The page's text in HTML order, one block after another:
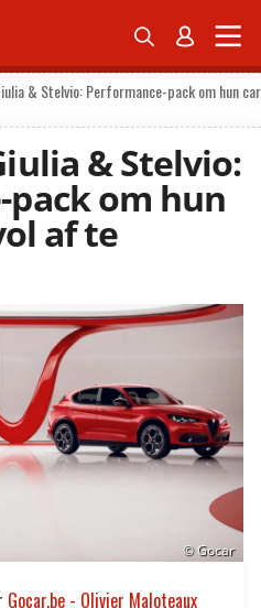
 
& Stelvio: Performance-pack om hun
& Stelvio:
om hun
af te
© Gocar
Gocar.be - Olivier Maloteaux